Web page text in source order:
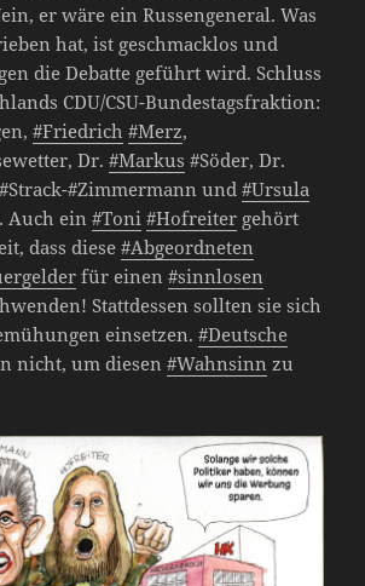
er wäre ein Russengeneral. Was
hat, ist geschmacklos und
die Debatte geführt wird. Schluss
CDU/CSU-Bundestagsfraktion:
#Friedrich #Merz,
Dr.#Markus #Söder, Dr.
#Zimmermann und#Ursula
. Auch ein#Toni #Hofreiter gehört
dass diese#Abgeordneten
für einen#sinnlosen
Stattdessen sollten sie sich
einsetzen.#Deutsche
nicht, um diesen#Wahnsinn zu